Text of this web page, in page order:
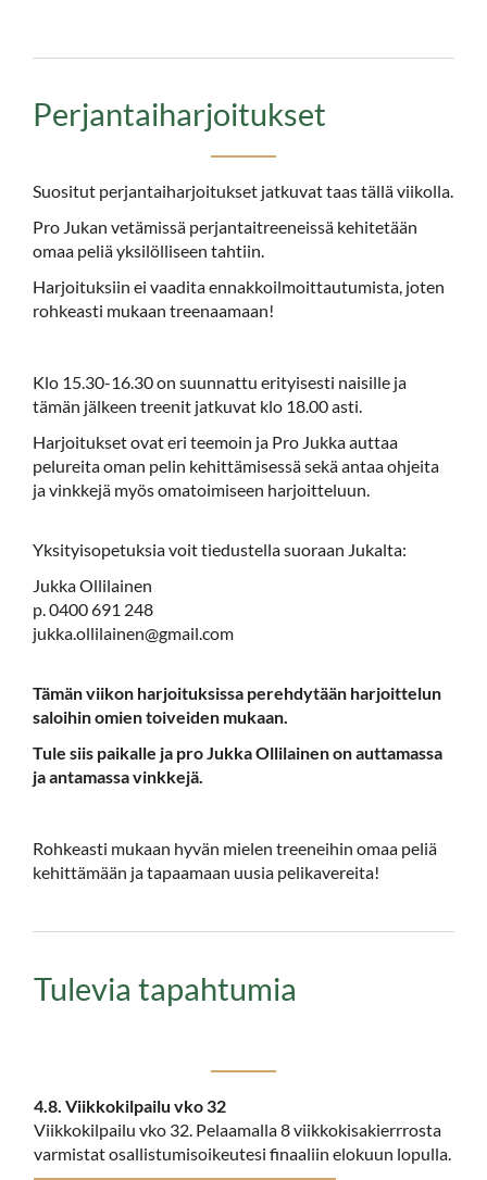
Perjantaiharjoitukset
Suositut perjantaiharjoitukset jatkuvat taas tällä viikolla.
Pro Jukan vetämissä perjantaitreeneissä kehitetään
omaa peliä yksilölliseen tahtiin.
Harjoituksiin ei vaadita ennakkoilmoittautumista, joten
rohkeasti mukaan treenaamaan!
Klo 15.30-16.30 on suunnattu erityisesti naisille ja
tämän jälkeen treenit jatkuvat klo 18.00 asti.
Harjoitukset ovat eri teemoin ja Pro Jukka auttaa
pelureita oman pelin kehittämisessä sekä antaa ohjeita
ja vinkkejä myös omatoimiseen harjoitteluun.
Yksityisopetuksia voit tiedustella suoraan Jukalta:
Jukka Ollilainen
p. 0400 691 248
jukka.ollilainen@gmail.com
Tämän viikon harjoituksissa perehdytään harjoittelun
saloihin omien toiveiden mukaan.
Tule siis paikalle ja pro Jukka Ollilainen on auttamassa
ja antamassa vinkkejä.
Rohkeasti mukaan hyvän mielen treeneihin omaa peliä
kehittämään ja tapaamaan uusia pelikavereita!​​​​​​​
Tulevia tapahtumia
4.8. Viikkokilpailu vko 32
Viikkokilpailu vko 32. Pelaamalla 8 viikkokisakierrrosta
varmistat osallistumisoikeutesi finaaliin elokuun lopulla.